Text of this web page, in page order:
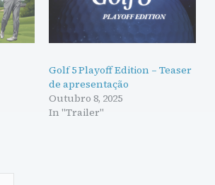
Golf 5 Playoff Edition – Teaser
de apresentação
Outubro 8, 2025
In "Trailer"